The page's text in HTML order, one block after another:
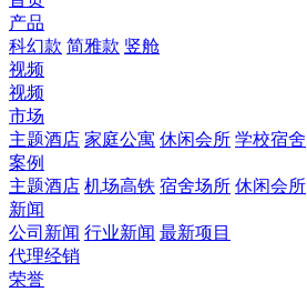
产品
科幻款 简雅款 竖舱
视频
视频
市场
主题酒店 家庭公寓 休闲会所 学校宿舍
案例
主题酒店 机场高铁 宿舍场所 休闲会所
新闻
公司新闻 行业新闻 最新项目
代理经销
荣誉